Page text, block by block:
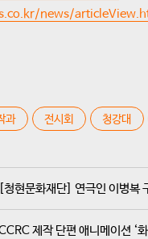
news/
과 전시회 청강대
[청현문화재단] 연극인 이병복
제작 단편 애니메이션 ‘